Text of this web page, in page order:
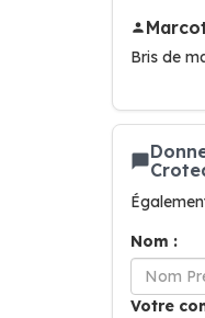
Bris de
Nom :
Votre